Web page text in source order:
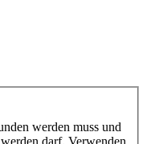
werden muss und
darf. Verwenden